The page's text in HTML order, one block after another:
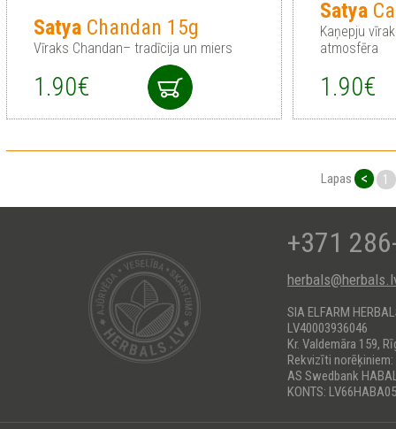
SatyaChandan 15g
Vīraks Chandan– tradīcija un miers
1.90€
Satya
Kaņepju
atmosfēra
1.90€
Lapas < 1
+371
SIA ELFARM
LV40003936046
Kr. Valdemāra 159,
Rekvizīti norēķiniem:
AS Swedbank
KONTS: